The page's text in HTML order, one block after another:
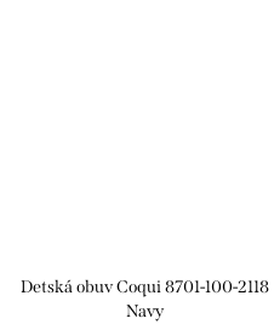
Detská obuv Coqui 8701-100-2118
Navy